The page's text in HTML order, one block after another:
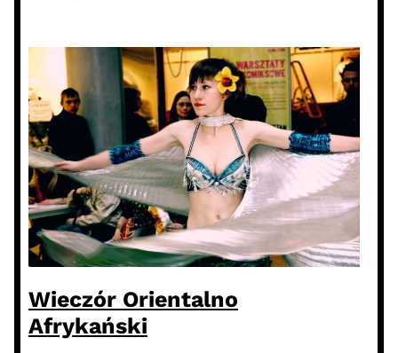
Wieczór Orientalno
Afrykański